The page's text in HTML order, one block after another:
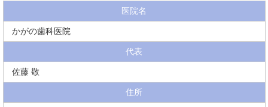
医院名
かがの歯科医院
代表
佐藤 敬
住所